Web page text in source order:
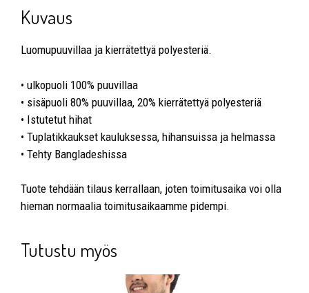
Kuvaus
Luomupuuvillaa ja kierrätettyä polyesteriä.
• ulkopuoli 100% puuvillaa
• sisäpuoli 80% puuvillaa, 20% kierrätettyä polyesteriä
• Istutetut hihat
• Tuplatikkaukset kauluksessa, hihansuissa ja helmassa
• Tehty Bangladeshissa
Tuote tehdään tilaus kerrallaan, joten toimitusaika voi olla
hieman normaalia toimitusaikaamme pidempi.
Tutustu myös